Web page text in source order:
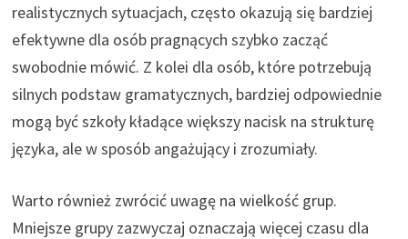
realistycznych sytuacjach, często okazują się bardziej
efektywne dla osób pragnących szybko zacząć
swobodnie mówić. Z kolei dla osób, które potrzebują
silnych podstaw gramatycznych, bardziej odpowiednie
mogą być szkoły kładące większy nacisk na strukturę
języka, ale w sposób angażujący i zrozumiały.
Warto również zwrócić uwagę na wielkość grup.
Mniejsze grupy zazwyczaj oznaczają więcej czasu dla